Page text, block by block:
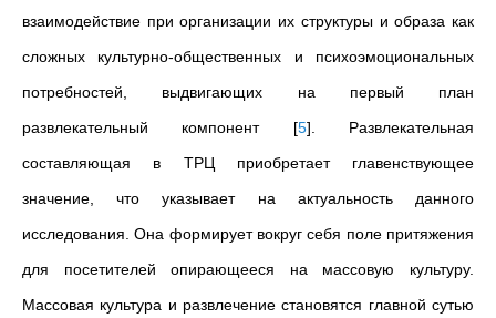
взаимодействие при организации их структуры и образа как
сложных культурно-общественных и психоэмоциональных
потребностей, выдвигающих на первый план
развлекательный компонент [5] . Развлекательная
составляющая в ТРЦ приобретает главенствующее
значение, что указывает на актуальность данного
исследования. Она формирует вокруг себя поле притяжения
для посетителей опирающееся на массовую культуру.
Массовая культура и развлечение становятся главной сутью